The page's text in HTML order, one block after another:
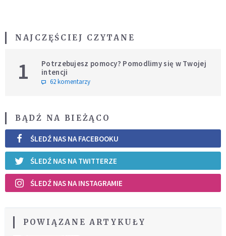
NAJCZĘŚCIEJ CZYTANE
1
Potrzebujesz pomocy? Pomodlimy się w Twojej
intencji
62 komentarzy
BĄDŹ NA BIEŻĄCO
ŚLEDŹ NAS NA FACEBOOKU
ŚLEDŹ NAS NA TWITTERZE
ŚLEDŹ NAS NA INSTAGRAMIE
POWIĄZANE ARTYKUŁY